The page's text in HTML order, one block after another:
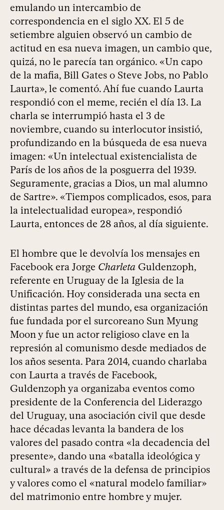
emulando un intercambio de
correspondencia en el siglo XX. El 5 de
setiembre alguien observó un cambio de
actitud en esa nueva imagen, un cambio que,
quizá, no le parecía tan orgánico. «Un capo
de la mafia, Bill Gates o Steve Jobs, no Pablo
Laurta», le comentó. Ahí fue cuando Laurta
respondió con el meme, recién el día 13. La
charla se interrumpió hasta el 3 de
noviembre, cuando su interlocutor insistió,
profundizando en la búsqueda de esa nueva
imagen: «Un intelectual existencialista de
París de los años de la posguerra del 1939.
Seguramente, gracias a Dios, un mal alumno
de Sartre». «Tiempos complicados, esos, para
la intelectualidad europea», respondió
Laurta, entonces de 28 años, al día siguiente.
El hombre que le devolvía los mensajes en
Facebook era Jorge Charleta Guldenzoph,
referente en Uruguay de la Iglesia de la
Unificación. Hoy considerada una secta en
distintas partes del mundo, esa organización
fue fundada por el surcoreano Sun Myung
Moon y fue un actor religioso clave en la
represión al comunismo desde mediados de
los años sesenta. Para 2014, cuando charlaba
con Laurta a través de Facebook,
Guldenzoph ya organizaba eventos como
presidente de la Conferencia del Liderazgo
del Uruguay, una asociación civil que desde
hace décadas levanta la bandera de los
valores del pasado contra «la decadencia del
presente», dando una «batalla ideológica y
cultural» a través de la defensa de principios
y valores como el «natural modelo familiar»
del matrimonio entre hombre y mujer.